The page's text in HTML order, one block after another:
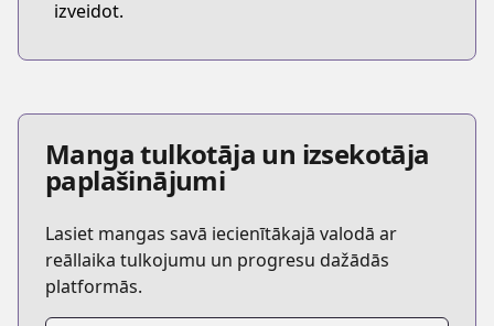
izveidot.
Manga tulkotāja un izsekotāja
paplašinājumi
Lasiet mangas savā iecienītākajā valodā ar
reāllaika tulkojumu un progresu dažādās
platformās.